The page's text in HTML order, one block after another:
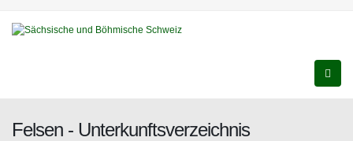
Felsen - Unterkunftsverzeichnis